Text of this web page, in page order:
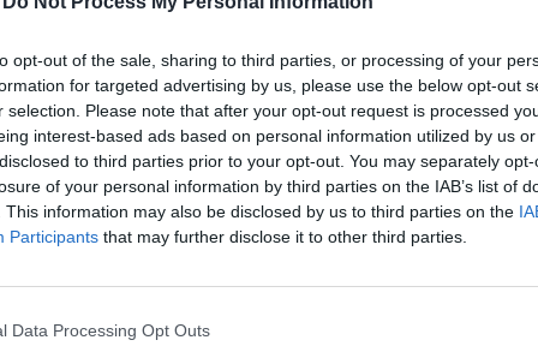
opt-out of the sale, sharing to third parties, or processing of your
for targeted advertising by us, please use the below opt-out
selection. Please note that after your opt-out request is processed
interest-based ads based on personal information utilized by us
to third parties prior to your opt-out. You may separately
of your personal information by third parties on the IAB’s list of
This information may also be disclosed by us to third parties on the
Participants that may further disclose it to other third parties.
Data Processing Opt Outs
esett az olajár hétfő reggelre, miután az OPEC+
termelés növeléséről. Európában kifejezetten jó
tőzsde is kinyitott a múlt hét csütörtöki és
elsősorban az OTP-nek köszönhetően felülteljesítő
is új történelmi zárócsúcsot ért el. Ami a
ban a szolgáltatóipari ISM index és a BMI is
gazdasági aktivitás szempontjából. A fókusz már
ahol profi szakemberek osztják meg